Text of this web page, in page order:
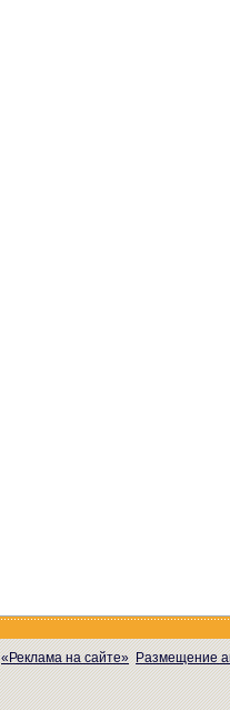
«Реклама на сайте» Размещение